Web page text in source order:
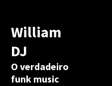
William
DJ
O verdadeiro
funk music